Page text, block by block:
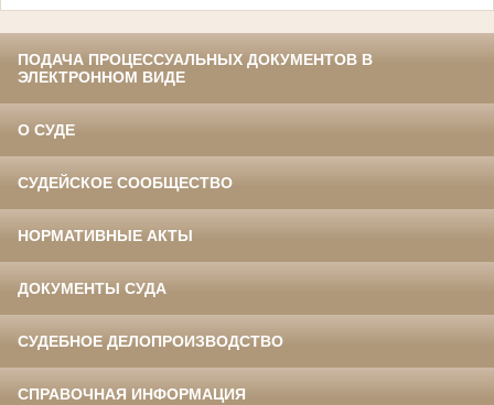
ПОДАЧА ПРОЦЕССУАЛЬНЫХ ДОКУМЕНТОВ В
ЭЛЕКТРОННОМ ВИДЕ
О СУДЕ
СУДЕЙСКОЕ СООБЩЕСТВО
НОРМАТИВНЫЕ АКТЫ
ДОКУМЕНТЫ СУДА
СУДЕБНОЕ ДЕЛОПРОИЗВОДСТВО
СПРАВОЧНАЯ ИНФОРМАЦИЯ